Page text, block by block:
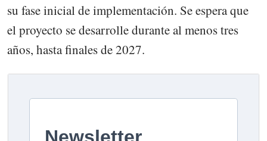
su fase inicial de implementación. Se espera que
el proyecto se desarrolle durante al menos tres
años, hasta finales de 2027.